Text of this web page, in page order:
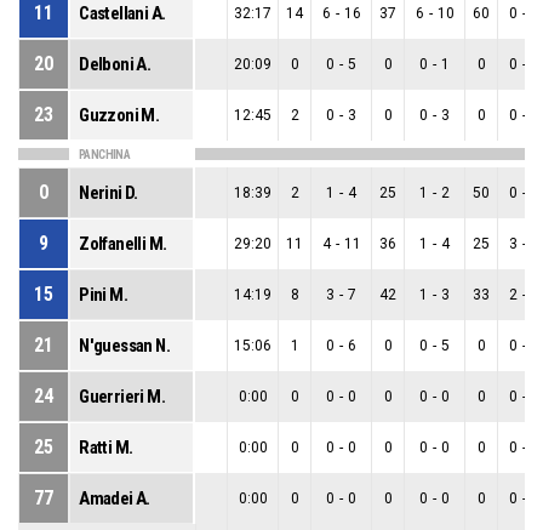
11 Castellani A. 32:17 14 6 - 16 37 6 - 10 60 0 -
20 Delboni A. 20:09 0 0 - 5 0 0 - 1 0 0 -
23 Guzzoni M. 12:45 2 0 - 3 0 0 - 3 0 0 -
PANCHINA
0 Nerini D. 18:39 2 1 - 4 25 1 - 2 50 0 -
9 Zolfanelli M. 29:20 11 4 - 11 36 1 - 4 25 3 -
15 Pini M. 14:19 8 3 - 7 42 1 - 3 33 2 -
21 N'guessan N. 15:06 1 0 - 6 0 0 - 5 0 0 -
24 Guerrieri M. 0:00 0 0 - 0 0 0 - 0 0 0 -
25 Ratti M. 0:00 0 0 - 0 0 0 - 0 0 0 -
77 Amadei A. 0:00 0 0 - 0 0 0 - 0 0 0 -